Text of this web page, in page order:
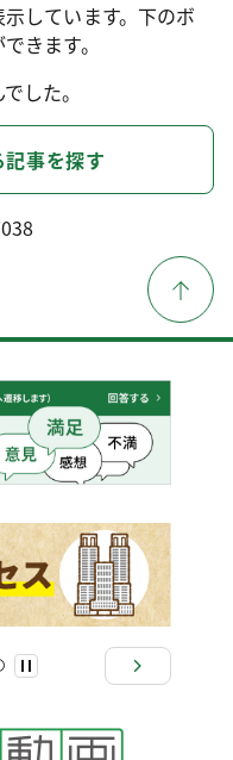
しています。下のボ
きます。
した。
事を探す